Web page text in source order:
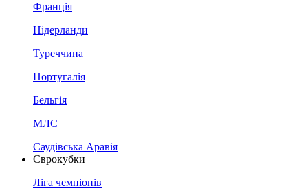
Франція
Нідерланди
Туреччина
Португалія
Бельгія
МЛС
Саудівська Аравія
Єврокубки
Ліга чемпіонів